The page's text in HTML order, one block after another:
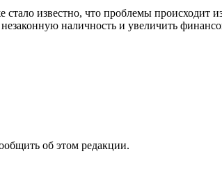
известно, что проблемы происходит
наличность и увеличить
об этом редакции.